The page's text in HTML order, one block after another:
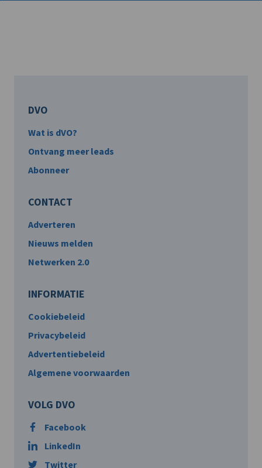
DVO
Wat is dVO?
Ontvang meer leads
Abonneer
CONTACT
Adverteren
Nieuws melden
Netwerken 2.0
INFORMATIE
Cookiebeleid
Privacybeleid
Advertentiebeleid
Algemene voorwaarden
VOLG DVO
Facebook
LinkedIn
Twitter